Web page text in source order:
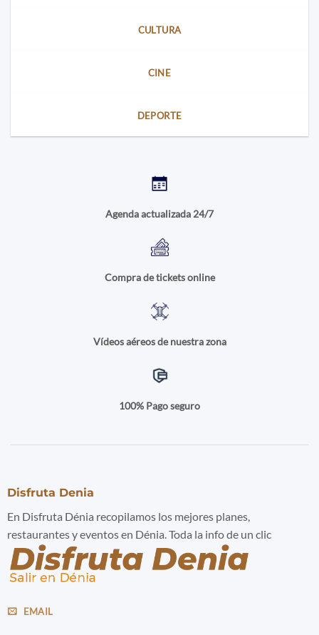
CULTURA
CINE
DEPORTE
Agenda actualizada 24/7
Compra de tickets online
Vídeos aéreos de nuestra zona
100% Pago seguro
Disfruta Denia
En Disfruta Dénia recopilamos los mejores planes,
restaurantes y eventos en Dénia. Toda la info de un clic
EMAIL